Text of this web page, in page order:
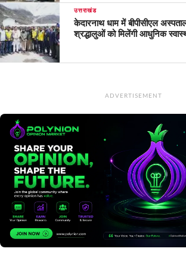
उत्तराखंड
केदारनाथ धाम में बीपीसीएल
श्रद्धालुओं को मिलेंगी आधुनिक
ADVERTISEMENT